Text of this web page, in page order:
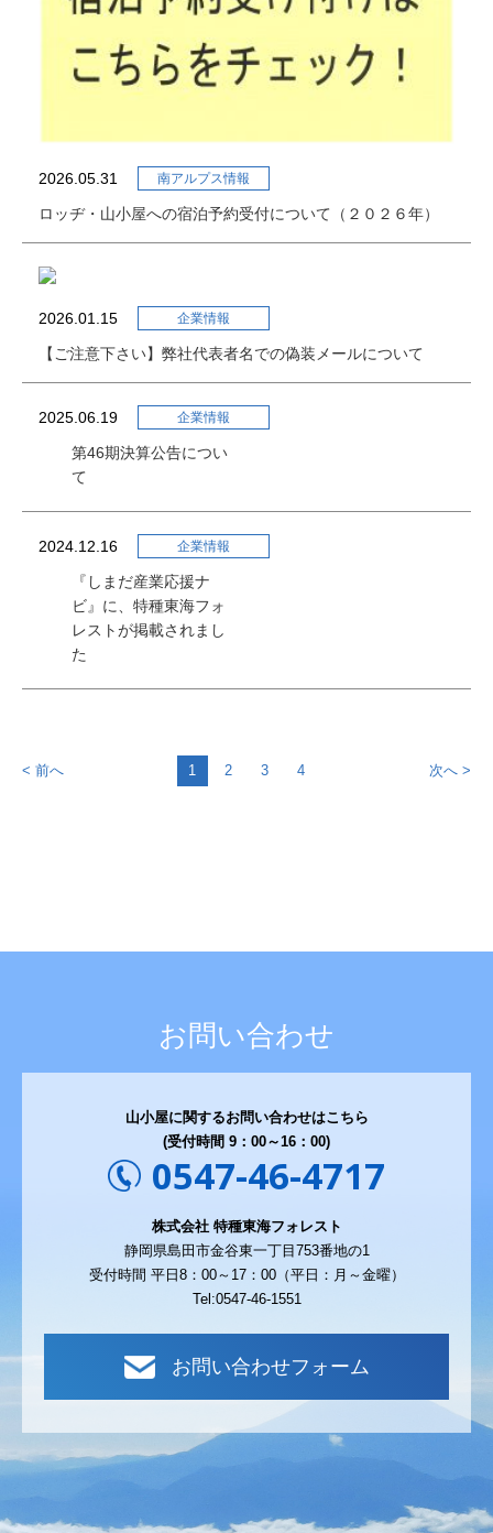
2026.05.31 南アルプス情報
ロッヂ・山小屋への宿泊予約受付について（２０２６年）
2026.01.15 企業情報
【ご注意下さい】弊社代表者名での偽装メールについて
2025.06.19 企業情報
第46期決算公告につい
て
2024.12.16 企業情報
『しまだ産業応援ナ
ビ』に、特種東海フォ
レストが掲載されまし
た
< 前へ 1 2 3 4 次へ >
お問い合わせ
山小屋に関するお問い合わせはこちら
(受付時間 9：00～16：00)
0547-46-4717
株式会社 特種東海フォレスト
静岡県島田市金谷東一丁目753番地の1
受付時間 平日8：00～17：00（平日：月～金曜）
Tel:0547-46-1551
お問い合わせフォーム